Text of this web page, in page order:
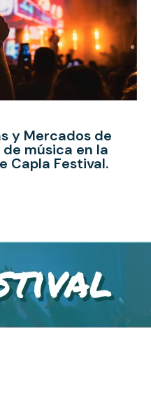
y Mercados de
música en la
Capla Festival.